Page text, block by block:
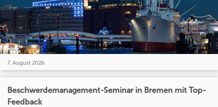
7. August 2026
Beschwerdemanagement-Seminar in Bremen mit Top-
Feedback